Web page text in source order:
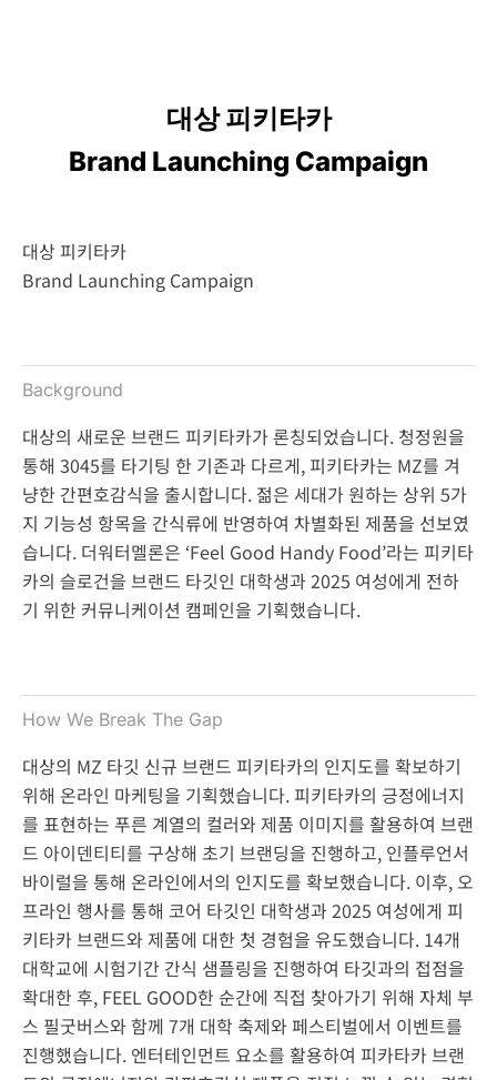
대상 피키타카
Brand Launching Campaign
대상 피키타카
Brand Launching Campaign
Background
대상의 새로운 브랜드 피키타카가 론칭되었습니다. 청정원을
통해 3045를 타기팅 한 기존과 다르게, 피키타카는 MZ를 겨
냥한 간편호감식을 출시합니다. 젊은 세대가 원하는 상위 5가
지 기능성 항목을 간식류에 반영하여 차별화된 제품을 선보였
습니다. 더워터멜론은 ‘Feel Good Handy Food’라는 피키타
카의 슬로건을 브랜드 타깃인 대학생과 2025 여성에게 전하
기 위한 커뮤니케이션 캠페인을 기획했습니다.
How We Break The Gap
대상의 MZ 타깃 신규 브랜드 피키타카의 인지도를 확보하기
위해 온라인 마케팅을 기획했습니다. 피키타카의 긍정에너지
를 표현하는 푸른 계열의 컬러와 제품 이미지를 활용하여 브랜
드 아이덴티티를 구상해 초기 브랜딩을 진행하고, 인플루언서
바이럴을 통해 온라인에서의 인지도를 확보했습니다. 이후, 오
프라인 행사를 통해 코어 타깃인 대학생과 2025 여성에게 피
키타카 브랜드와 제품에 대한 첫 경험을 유도했습니다. 14개
대학교에 시험기간 간식 샘플링을 진행하여 타깃과의 접점을
확대한 후, FEEL GOOD한 순간에 직접 찾아가기 위해 자체 부
스 필굿버스와 함께 7개 대학 축제와 페스티벌에서 이벤트를
진행했습니다. 엔터테인먼트 요소를 활용하여 피카타카 브랜